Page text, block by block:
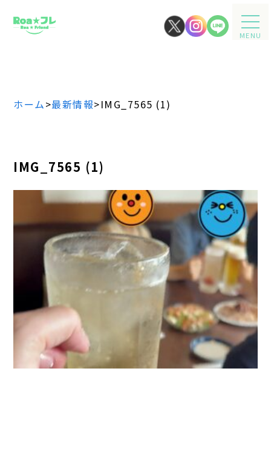
MENU
ホーム>最新情報>IMG_7565 (1)
IMG_7565 (1)